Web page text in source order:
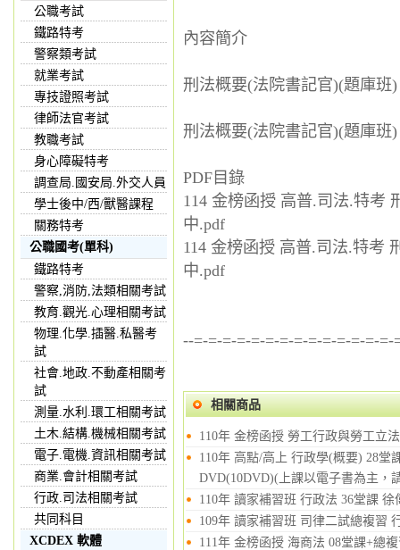
公職考試
鐵路特考
警察類考試
就業考試
專技證照考試
律師法官考試
教職考試
身心障礙特考
調查局.國安局.外交人員
學士後中/西/獸醫課程
關務特考
公職國考(單科)
鐵路特考
警察,消防,法類相關考試
教育.觀光.心理相關考試
物理.化學.插醫.私醫考
試
社會.地政.不動產相關考
試
測量.水利.環工相關考試
土木.結構.機械相關考試
電子.電機.資訊相關考試
商業.會計相關考試
行政.司法相關考試
共同科目
XCDEX 軟體
內容簡介
刑法概要(法院書記官)(題庫班
刑法概要(法院書記官)(題庫班
PDF目錄
114 金榜函授 高普.司法.特考
中.pdf
114 金榜函授 高普.司法.特考
中.pdf
--=-=-=-=-=-=-=-=-=-=-=-=-=-
相關商品
110年 金榜函授 勞工行政與勞工立
110年 高點/高上 行政學(概要) 28堂
DVD(10DVD)(上課以電子書為主，
110年 讀家補習班 行政法 36堂課
109年 讀家補習班 司律二試總複習
111年 金榜函授 海商法 08堂課+總